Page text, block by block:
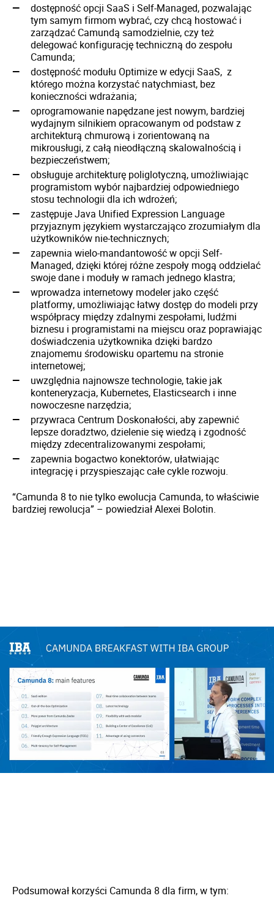
dostępność opcji SaaS i Self-Managed, pozwalając
tym samym firmom wybrać, czy chcą hostować i
zarządzać Camundą samodzielnie, czy też
delegować konfigurację techniczną do zespołu
Camunda;
dostępność modułu Optimize w edycji SaaS, z
którego można korzystać natychmiast, bez
konieczności wdrażania;
oprogramowanie napędzane jest nowym, bardziej
wydajnym silnikiem opracowanym od podstaw z
architekturą chmurową i zorientowaną na
mikrousługi, z całą nieodłączną skalowalnością i
bezpieczeństwem;
obsługuje architekturę poliglotyczną, umożliwiając
programistom wybór najbardziej odpowiedniego
stosu technologii dla ich wdrożeń;
zastępuje Java Unified Expression Language
przyjaznym językiem wystarczająco zrozumiałym dla
użytkowników nie-technicznych;
zapewnia wielo-mandantowość w opcji Self-
Managed, dzięki której różne zespoły mogą oddzielać
swoje dane i moduły w ramach jednego klastra;
wprowadza internetowy modeler jako część
platformy, umożliwiając łatwy dostęp do modeli przy
współpracy między zdalnymi zespołami, ludźmi
biznesu i programistami na miejscu oraz poprawiając
doświadczenia użytkownika dzięki bardzo
znajomemu środowisku opartemu na stronie
internetowej;
uwzględnia najnowsze technologie, takie jak
konteneryzacja, Kubernetes, Elasticsearch i inne
nowoczesne narzędzia;
przywraca Centrum Doskonałości, aby zapewnić
lepsze doradztwo, dzielenie się wiedzą i zgodność
między zdecentralizowanymi zespołami;
zapewnia bogactwo konektorów, ułatwiając
integrację i przyspieszając całe cykle rozwoju.
“Camunda 8 to nie tylko ewolucja Camunda, to właściwie
bardziej rewolucja” – powiedział Alexei Bolotin.
Podsumował korzyści Camunda 8 dla firm, w tym: